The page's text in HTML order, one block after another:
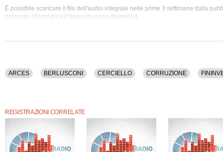
È possibile scaricare il file dell'audio integrale nelle prime 3 settimane dalla
processo cliccando sull'apposita icona download.
ARCES BERLUSCONI CERCIELLO CORRUZIONE
REGISTRAZIONI CORRELATE